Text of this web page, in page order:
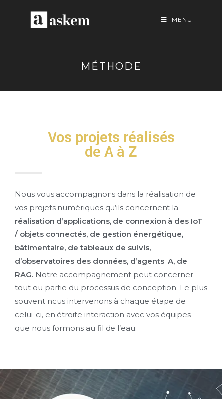
MENU
MÉTHODE
Vos projets réalisés
de A à Z
Nous vous accompagnons dans la réalisation de
vos projets numériques qu’ils concernent la
réalisation d’applications, de connexion à des IoT
/ objets connectés, de gestion énergétique,
bâtimentaire, de tableaux de suivis,
d’observatoires des données, d’agents IA, de
RAG. Notre accompagnement peut concerner
tout ou partie du processus de conception. Le plus
souvent nous intervenons à chaque étape de
celui-ci, en étroite interaction avec vos équipes
que nous formons au fil de l’eau.